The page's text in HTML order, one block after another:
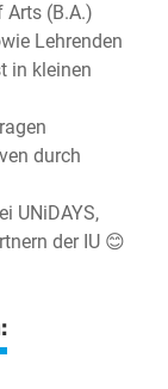
Arts (B.A.)
Lehrenden
in kleinen
durch
UNiDAYS,
der IU 😊